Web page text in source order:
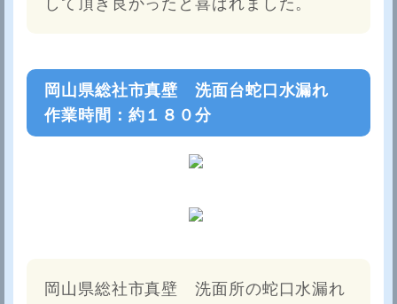
して頂き良かったと喜ばれました。
岡山県総社市真壁 洗面台蛇口水漏れ
作業時間：約１８０分
岡山県総社市真壁 洗面所の蛇口水漏れ